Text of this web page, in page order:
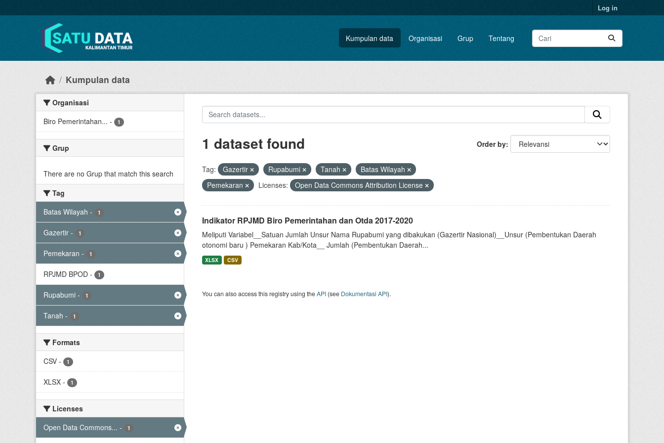
Log in
Kumpulan data Organisasi Grup Tentang
Kumpulan data
Organisasi
Biro Pemerintahan... - 1
Grup
There are no Grup that match this search
Tag
Batas Wilayah - 1
Gazertir - 1
Pemekaran - 1
RPJMD BPOD - 1
Rupabumi - 1
Tanah - 1
Formats
CSV - 1
XLSX - 1
Licenses
Open Data Commons... - 1
Order by
1 dataset found
Tag: Gazertir Rupabumi Tanah
Batas Wilayah
Pemekaran
Licenses: Open Data Commons Attribution License
Indikator RPJMD Biro Pemerintahan dan Otda 2017-2020
Meliputi Variabel__Satuan Jumlah Unsur Nama Rupabumi yang dibakukan (Gazertir Nasional)__Unsur (Pembentukan Daerah
otonomi baru ) Pemekaran Kab/Kota__ Jumlah (Pembentukan Daerah...
XLSX CSV
You can also access this registry using theAPI(see Dokumentasi API).